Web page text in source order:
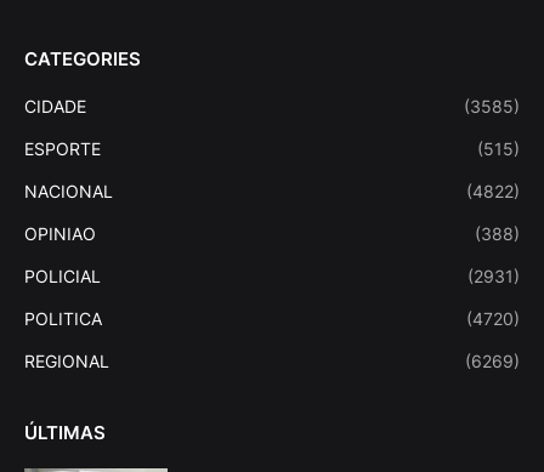
CATEGORIES
CIDADE (3585)
ESPORTE (515)
NACIONAL (4822)
OPINIAO (388)
POLICIAL (2931)
POLITICA (4720)
REGIONAL (6269)
ÚLTIMAS